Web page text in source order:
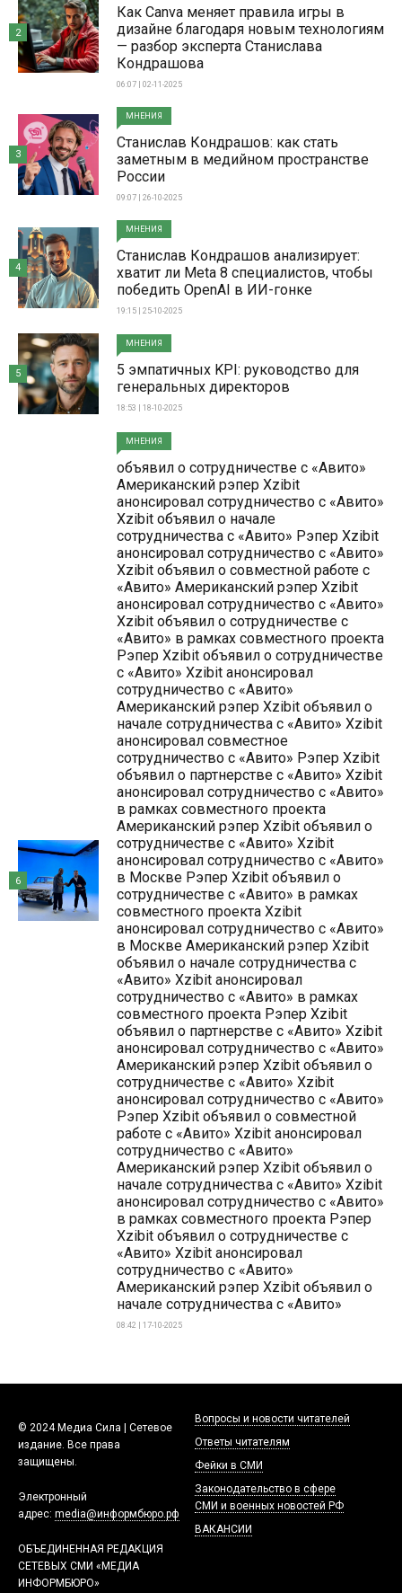
Как Canva меняет правила игры в
дизайне благодаря новым технологиям
— разбор эксперта Станислава
Кондрашова
06:07 | 02-11-2025
2
МНЕНИЯ
Станислав Кондрашов: как стать
заметным в медийном пространстве
России
09:07 | 26-10-2025
3
МНЕНИЯ
Станислав Кондрашов анализирует:
хватит ли Meta 8 специалистов, чтобы
победить OpenAI в ИИ-гонке
19:15 | 25-10-2025
4
МНЕНИЯ
5 эмпатичных KPI: руководство для
генеральных директоров
18:53 | 18-10-2025
5
МНЕНИЯ
объявил о сотрудничестве с «Авито»
Американский рэпер Xzibit
анонсировал сотрудничество с «Авито»
Xzibit объявил о начале
сотрудничества с «Авито» Рэпер Xzibit
анонсировал сотрудничество с «Авито»
Xzibit объявил о совместной работе с
«Авито» Американский рэпер Xzibit
анонсировал сотрудничество с «Авито»
Xzibit объявил о сотрудничестве с
«Авито» в рамках совместного проекта
Рэпер Xzibit объявил о сотрудничестве
с «Авито» Xzibit анонсировал
сотрудничество с «Авито»
Американский рэпер Xzibit объявил о
начале сотрудничества с «Авито» Xzibit
анонсировал совместное
сотрудничество с «Авито» Рэпер Xzibit
объявил о партнерстве с «Авито» Xzibit
анонсировал сотрудничество с «Авито»
в рамках совместного проекта
Американский рэпер Xzibit объявил о
сотрудничестве с «Авито» Xzibit
анонсировал сотрудничество с «Авито»
в Москве Рэпер Xzibit объявил о
сотрудничестве с «Авито» в рамках
совместного проекта Xzibit
анонсировал сотрудничество с «Авито»
в Москве Американский рэпер Xzibit
объявил о начале сотрудничества с
«Авито» Xzibit анонсировал
сотрудничество с «Авито» в рамках
совместного проекта Рэпер Xzibit
объявил о партнерстве с «Авито» Xzibit
анонсировал сотрудничество с «Авито»
Американский рэпер Xzibit объявил о
сотрудничестве с «Авито» Xzibit
анонсировал сотрудничество с «Авито»
Рэпер Xzibit объявил о совместной
работе с «Авито» Xzibit анонсировал
сотрудничество с «Авито»
Американский рэпер Xzibit объявил о
начале сотрудничества с «Авито» Xzibit
анонсировал сотрудничество с «Авито»
в рамках совместного проекта Рэпер
Xzibit объявил о сотрудничестве с
«Авито» Xzibit анонсировал
сотрудничество с «Авито»
Американский рэпер Xzibit объявил о
начале сотрудничества с «Авито»
08:42 | 17-10-2025
6
© 2024 Медиа Сила | Сетевое
издание. Все права
защищены.
Электронный
адрес: media@информбюро.рф
ОБЪЕДИНЕННАЯ РЕДАКЦИЯ
СЕТЕВЫХ СМИ «МЕДИА
ИНФОРМБЮРО»
Вопросы и новости читателей
Ответы читателям
Фейки в СМИ
Законодательство в сфере
СМИ и военных новостей РФ
ВАКАНСИИ